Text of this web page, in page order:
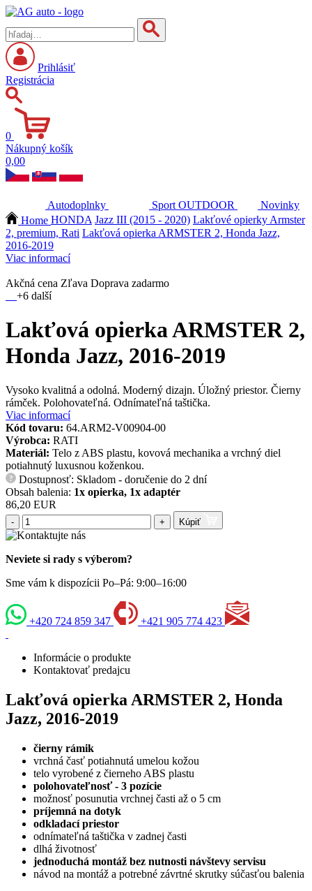
Prihlásiť
Registrácia
0
Nákupný košík
0,00
Autodoplnky Sport OUTDOOR
Novinky
Home HONDA Jazz III (2015 - 2020) Lakťové opierky Armster
2, premium, Rati Lakťová opierka ARMSTER 2, Honda Jazz,
2016-2019
Viac informací
Akčná cena Zľava Doprava zadarmo
+6 další
Lakťová opierka ARMSTER 2,
Honda Jazz, 2016-2019
Vysoko kvalitná a odolná. Moderný dizajn. Úložný priestor. Čierny
rámček. Polohovateľná. Odnímateľná taštička.
Viac informací
Kód tovaru: 64.ARM2-V00904-00
Výrobca: RATI
Materiál: Telo z ABS plastu, kovová mechanika a vrchný diel
potiahnutý luxusnou koženkou.
?
Dostupnosť: Skladom - doručenie do 2 dní
Obsah balenia: 1x opierka, 1x adaptér
86,20 EUR
- + Kúpiť
Neviete si rady s výberom?
Sme vám k dispozícii Po–Pá: 9:00–16:00
+420 724 859 347 +421 905 774 423
Informácie o produkte
Kontaktovať predajcu
Lakťová opierka ARMSTER 2, Honda
Jazz, 2016-2019
čierny rámik
vrchná časť potiahnutá umelou kožou
telo vyrobené z čierneho ABS plastu
polohovateľnosť - 3 pozície
možnosť posunutia vrchnej časti až o 5 cm
príjemná na dotyk
odkladací priestor
odnímateľná taštička v zadnej časti
dlhá životnosť
jednoduchá montáž bez nutnosti návštevy servisu
návod na montáž a potrebné závrtné skrutky súčasťou balenia